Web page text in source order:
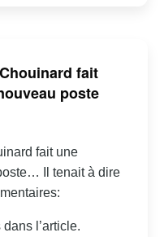
fait
poste
fait une
Il tenait à dire
l’article.